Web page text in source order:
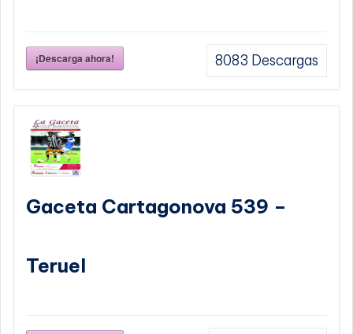
¡Descarga ahora! 8083 Descargas
Gaceta Cartagonova 539 –
Teruel